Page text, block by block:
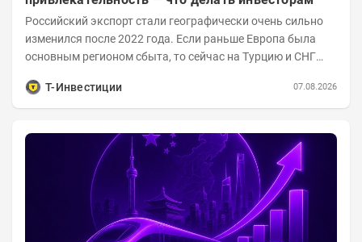
Российский экспорт стали географически очень сильно
изменился после 2022 года. Если раньше Европа была
основным регионом сбыта, то сейчас на Турцию и СНГ
Т-Инвестиции
07.08.2026